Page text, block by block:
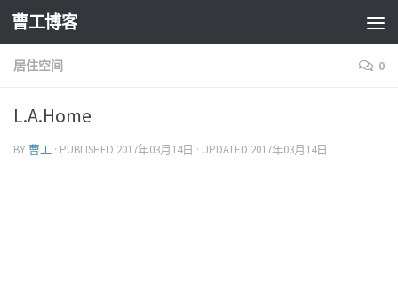
曹工博客
居住空间 0
L.A.Home
BY 曹工 · PUBLISHED 2017年03月14日 · UPDATED 2017年03月14日